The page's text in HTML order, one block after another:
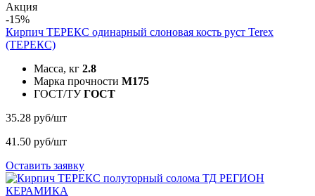
Акция
-15%
Кирпич ТЕРЕКС одинарный слоновая кость руст Terex
(ТЕРЕКС)
Масса, кг 2.8
Марка прочности M175
ГОСТ/ТУ ГОСТ
35.28 руб/шт
41.50 руб/шт
Оставить заявку